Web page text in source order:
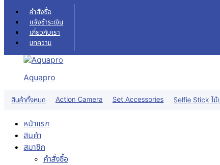
Skip to content
คำสั่งซื้อ
แจ้งชำระเงิน
เกี่ยวกับเรา
บทความ
Aquapro
สินค้าทั้งหมด Action Camera Set Accessories Selfie Stick ไม้
หน้าแรก
สินค้า
สมาชิก
คำสั่งซื้อ